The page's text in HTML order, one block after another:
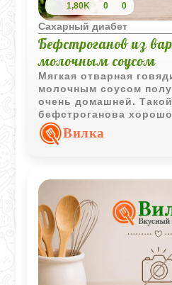
1,80K 0 0
Сахарный диабет
Бефстроганов из
молочным соусом
Мягкая отварная
молочным соусом
очень домашней.
бефстроганова
легкого обеда или
Вилка